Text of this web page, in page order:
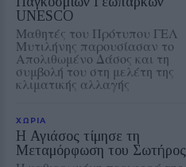
UNESCO
Μαθητές του Πρότυπου ΓΕΛ
Μυτιλήνης παρουσίασαν το
Απολιθωμένο Δάσος και τη
συμβολή του στη μελέτη της
κλιματικής αλλαγής
ΧΩΡΙΑ
Η Αγιάσος τίμησε τη
Μεταμόρφωση του Σωτήρος